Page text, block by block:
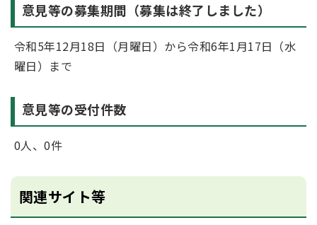
意見等の募集期間（募集は終了しました）
令和5年12月18日（月曜日）から令和6年1月17日（水
曜日）まで
意見等の受付件数
0人、0件
関連サイト等